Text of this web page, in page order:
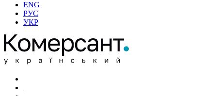
ENG
РУС
УКР